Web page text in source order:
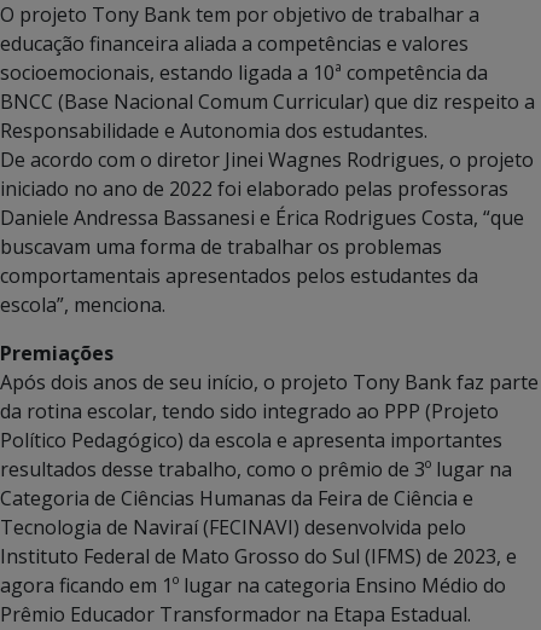
O projeto Tony Bank tem por objetivo de trabalhar a
educação financeira aliada a competências e valores
socioemocionais, estando ligada a 10ª competência da
BNCC (Base Nacional Comum Curricular) que diz respeito a
Responsabilidade e Autonomia dos estudantes.
De acordo com o diretor Jinei Wagnes Rodrigues, o projeto
iniciado no ano de 2022 foi elaborado pelas professoras
Daniele Andressa Bassanesi e Érica Rodrigues Costa, “que
buscavam uma forma de trabalhar os problemas
comportamentais apresentados pelos estudantes da
escola”, menciona.
Premiações
Após dois anos de seu início, o projeto Tony Bank faz parte
da rotina escolar, tendo sido integrado ao PPP (Projeto
Político Pedagógico) da escola e apresenta importantes
resultados desse trabalho, como o prêmio de 3º lugar na
Categoria de Ciências Humanas da Feira de Ciência e
Tecnologia de Naviraí (FECINAVI) desenvolvida pelo
Instituto Federal de Mato Grosso do Sul (IFMS) de 2023, e
agora ficando em 1º lugar na categoria Ensino Médio do
Prêmio Educador Transformador na Etapa Estadual.